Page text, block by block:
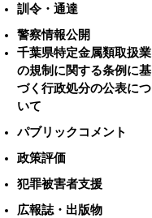
訓令・通達
警察情報公開
千葉県特定金属類取扱業
の規制に関する条例に基
づく行政処分の公表につ
いて
パブリックコメント
政策評価
犯罪被害者支援
広報誌・出版物